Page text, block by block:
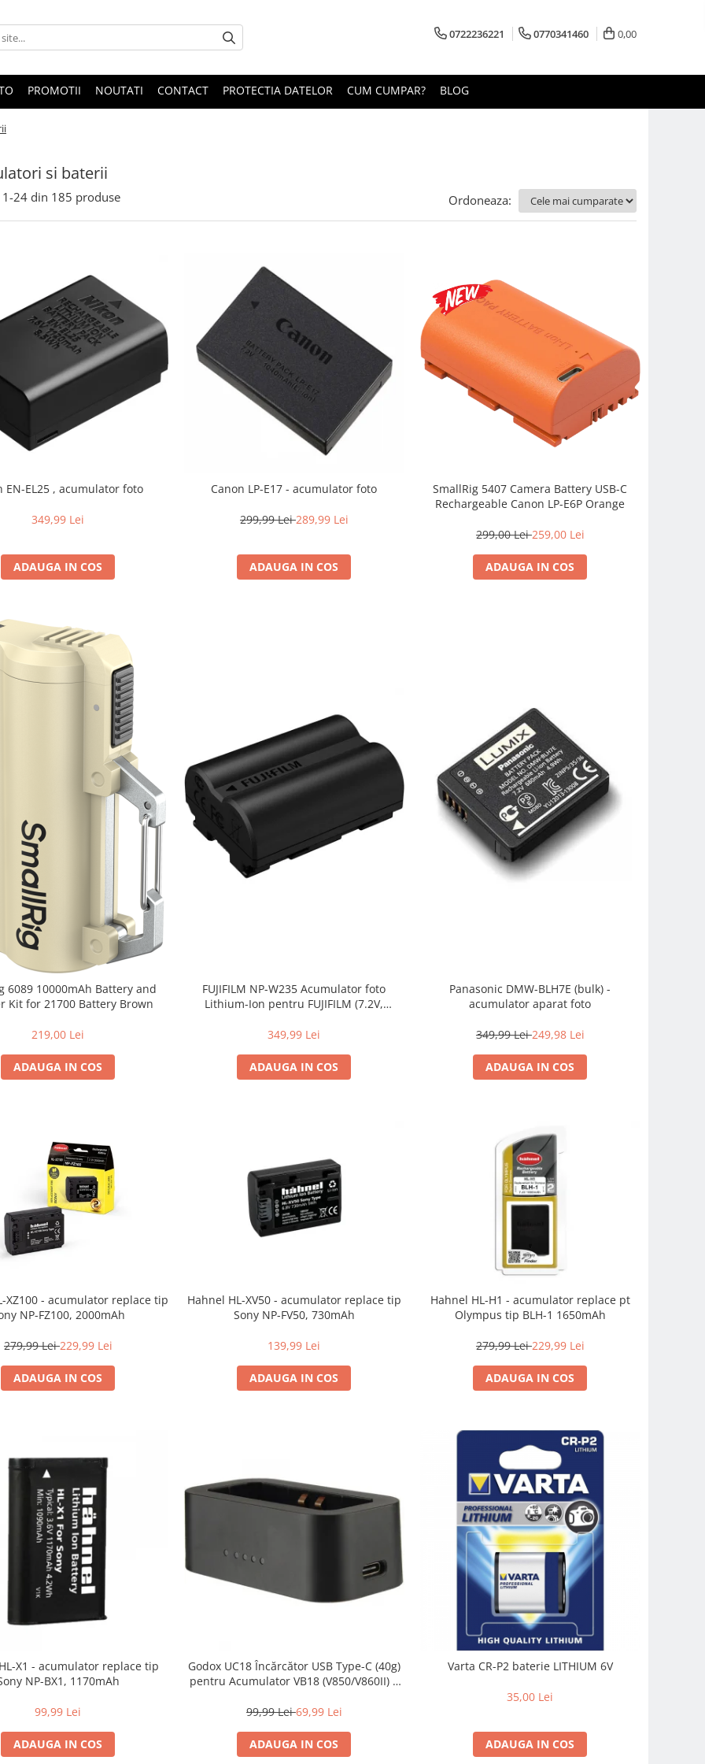
0722236221 0770341460 0,00
PROMOTII NOUTATI CONTACT PROTECTIA DATELOR CUM CUMPAR? BLOG
si baterii
1-24 din 185 produse Ordoneaza:
EN-EL25 , acumulator foto
349,99 Lei
ADAUGA IN COS
Canon LP-E17 - acumulator foto
299,99 Lei289,99 Lei
ADAUGA IN COS
SmallRig 5407 Camera Battery USB-C
Rechargeable Canon LP-E6P Orange
299,00 Lei259,00 Lei
ADAUGA IN COS
6089 10000mAh Battery and
Kit for 21700 Battery Brown
219,00 Lei
ADAUGA IN COS
FUJIFILM NP-W235 Acumulator foto
Lithium-Ion pentru FUJIFILM (7.2V,
349,99 Lei
ADAUGA IN COS
Panasonic DMW-BLH7E (bulk) -
acumulator aparat foto
349,99 Lei249,98 Lei
ADAUGA IN COS
XZ100 - acumulator replace tip
NP-FZ100, 2000mAh
279,99 Lei229,99 Lei
ADAUGA IN COS
Hahnel HL-XV50 - acumulator replace tip
Sony NP-FV50, 730mAh
139,99 Lei
ADAUGA IN COS
Hahnel HL-H1 - acumulator replace pt
Olympus tip BLH-1 1650mAh
279,99 Lei229,99 Lei
ADAUGA IN COS
X1 - acumulator replace tip
NP-BX1, 1170mAh
99,99 Lei
ADAUGA IN COS
Godox UC18 Încărcător USB Type-C (40g)
pentru Acumulator VB18 (V850/V860II) –
99,99 Lei69,99 Lei
ADAUGA IN COS
Varta CR-P2 baterie LITHIUM 6V
35,00 Lei
ADAUGA IN COS